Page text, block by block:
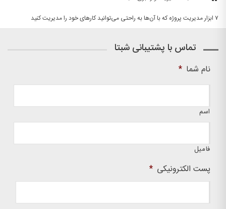
۷ ابزار مدیریت پروژه که با آن‌ها به راحتی می‌توانید کارهای خود را مدیریت کنید
تماس با پشتیبانی شبتا
نام شما *
اسم
فامیل
پست الکترونیکی *